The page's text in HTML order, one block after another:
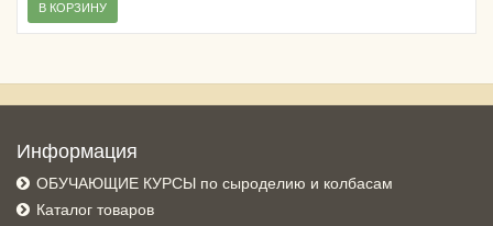
В КОРЗИНУ
Информация
ОБУЧАЮЩИЕ КУРСЫ по сыроделию и колбасам
Каталог товаров